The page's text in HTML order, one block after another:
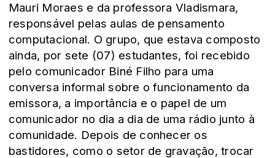
Mauri Moraes e da professora Vladismara,
responsável pelas aulas de pensamento
computacional. O grupo, que estava composto
ainda, por sete (07) estudantes, foi recebido
pelo comunicador Biné Filho para uma
conversa informal sobre o funcionamento da
emissora, a importância e o papel de um
comunicador no dia a dia de uma rádio junto à
comunidade. Depois de conhecer os
bastidores, como o setor de gravação, trocar